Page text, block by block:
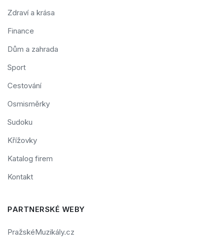
Zdraví a krása
Finance
Dům a zahrada
Sport
Cestování
Osmisměrky
Sudoku
Křížovky
Katalog firem
Kontakt
PARTNERSKÉ WEBY
PražskéMuzikály.cz